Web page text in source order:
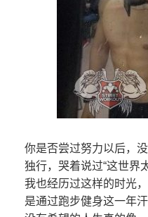
你是否尝过努力以后，
独行，哭着说过“这世界
我也经历过这样的时光
是通过跑步健身这一年